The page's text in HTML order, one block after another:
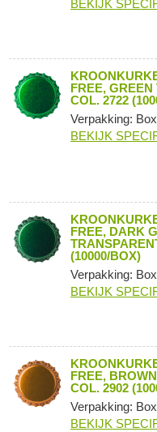
BEKIJK
FREE,
COL. 2722
Verpakking: Box
BEKIJK
FREE, DARK
(10000/BOX)
Verpakking: Box
BEKIJK
FREE,
COL. 2902
Verpakking: Box
BEKIJK